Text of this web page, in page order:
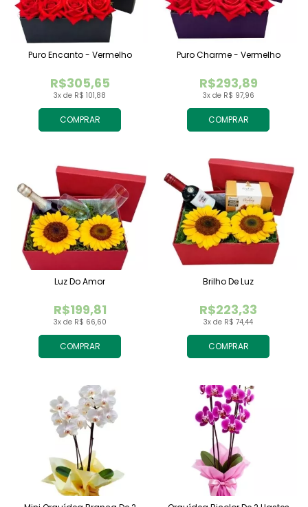
COMPRAR
3x de R$ 101,88
R$305,65
Puro Encanto - Vermelho
COMPRAR
3x de R$ 97,96
R$293,89
Puro Charme - Vermelho
COMPRAR
3x de R$ 66,60
R$199,81
Luz Do Amor
COMPRAR
3x de R$ 74,44
R$223,33
Brilho De Luz